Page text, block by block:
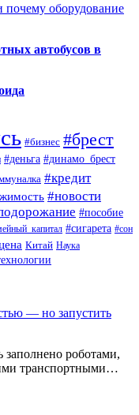
почему оборудование
автобусов в
#бизнес #брест
#деньга #динамо_брест
#кредит
#новости
#пособие
#сигарета #сон
Китай Наука
— но запустить
роботами,
транспортными…